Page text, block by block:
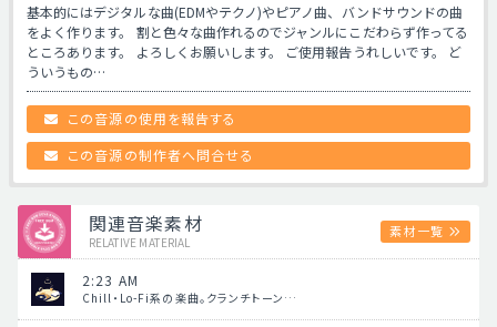
基本的にはデジタルな曲(EDMやテクノ)やピアノ曲、バンドサウンドの曲
をよく作ります。 割と色々な曲作れるのでジャンルにこだわらず作ってる
ところあります。 よろしくお願いします。 ご使用報告うれしいです。 ど
ういうもの…
この音源の使用を報告する
この音源の制作者へ問合せる
関連音楽素材
RELATIVE MATERIAL
素材一覧
2:23 AM
Chill・Lo-Fi系の楽曲。クランチトーン…